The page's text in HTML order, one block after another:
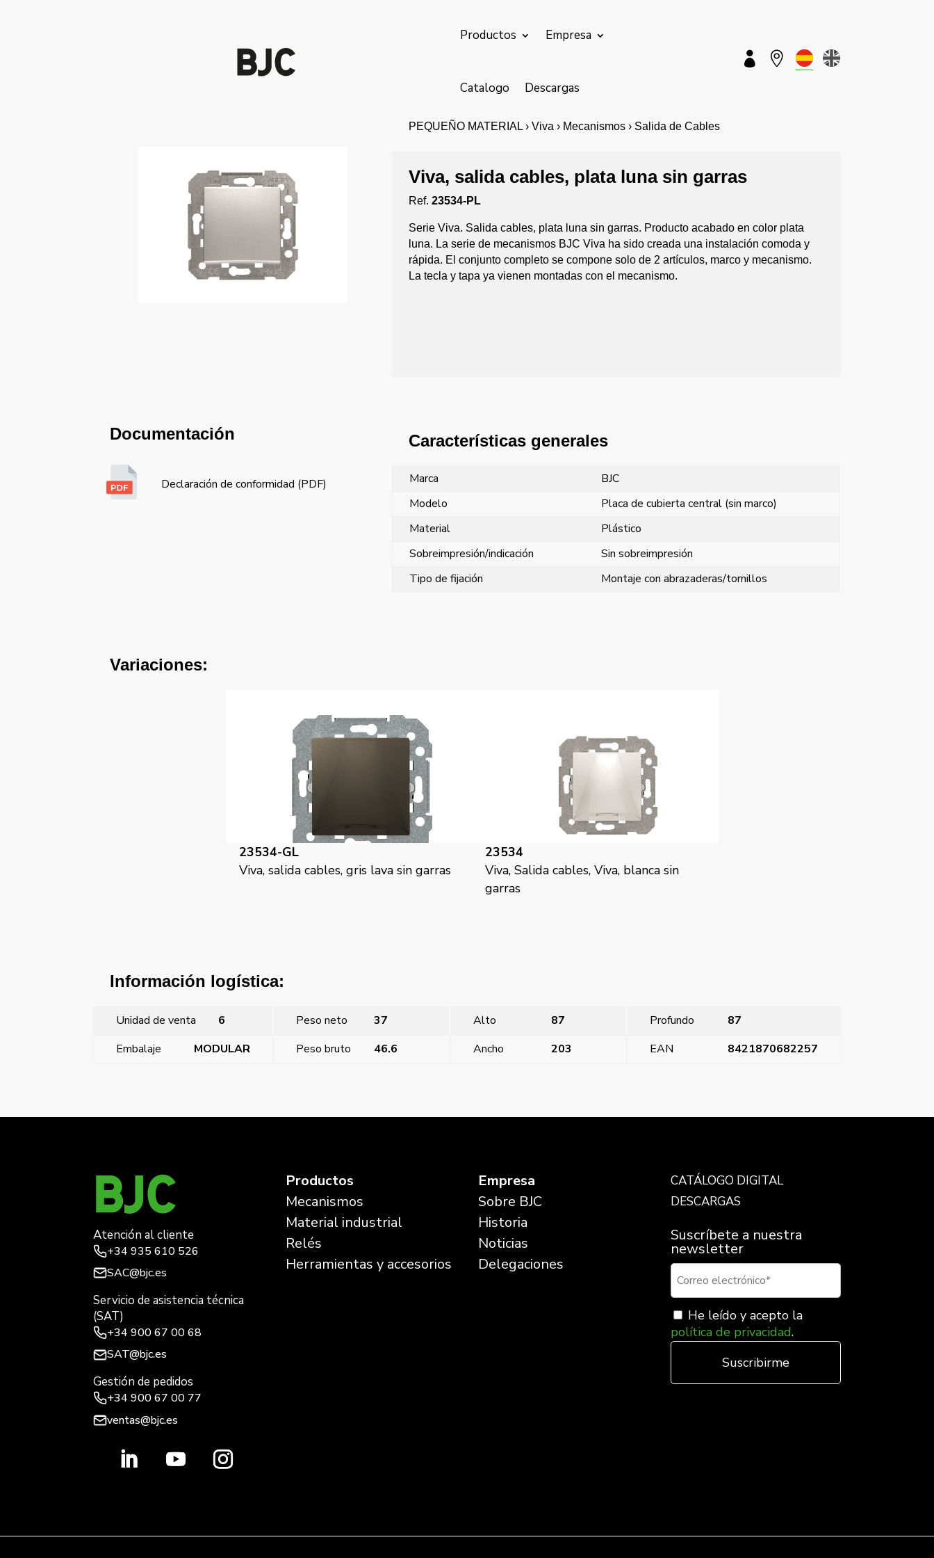
Productos Empresa
Catalogo Descargas
 
PEQUEÑO MATERIAL › Viva › Mecanismos › Salida de Cables
Viva, salida cables, plata luna sin garras
Ref.23534-PL
Serie Viva. Salida cables, plata luna sin garras. Producto acabado en color plata
luna. La serie de mecanismos BJC Viva ha sido creada una instalación comoda y
rápida. El conjunto completo se compone solo de 2 artículos, marco y mecanismo.
La tecla y tapa ya vienen montadas con el mecanismo.
Documentación
Declaración de conformidad (PDF)
Características generales
Marca
BJC
Modelo
Placa de cubierta central (sin marco)
Material
Plástico
Sobreimpresión/indicación
Sin sobreimpresión
Tipo de fijación
Montaje con abrazaderas/tornillos
Variaciones:
23534-GL
Viva, salida cables, gris lava sin garras
23534
Viva, Salida cables, Viva, blanca sin
garras
Información logística:
Unidad de venta 6 Peso neto 37 Alto 87 Profundo
87
Embalaje
MODULAR Peso bruto 46.6 Ancho 203 EAN 8421870682257
Atención al cliente
+34935 610 526
SAC@bjc.es
Servicio de asistencia técnica
(SAT)
+34900 67 00 68
SAT@bjc.es
Gestión de pedidos
+34 900 67 00 77
ventas@bjc.es
Productos
Mecanismos
Material industrial
Relés
Herramientas y accesorios
Empresa
Sobre BJC
Historia
Noticias
Delegaciones
CATÁLOGO DIGITAL
DESCARGAS
Suscríbete a nuestra
newsletter
He leído y acepto la
política de privacidad.